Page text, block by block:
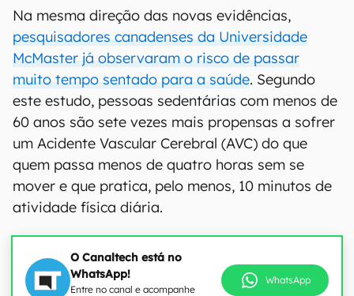
Na mesma direção das novas evidências,
pesquisadores canadenses da Universidade
McMaster já observaram o risco de passar
muito tempo sentado para a saúde. Segundo
este estudo, pessoas sedentárias com menos de
60 anos são sete vezes mais propensas a sofrer
um Acidente Vascular Cerebral (AVC) do que
quem passa menos de quatro horas sem se
mover e que pratica, pelo menos, 10 minutos de
atividade física diária.
O Canaltech está no
WhatsApp!
Entre no canal e acompanhe
WhatsApp